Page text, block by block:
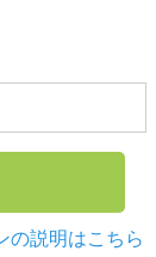
の説明はこちら